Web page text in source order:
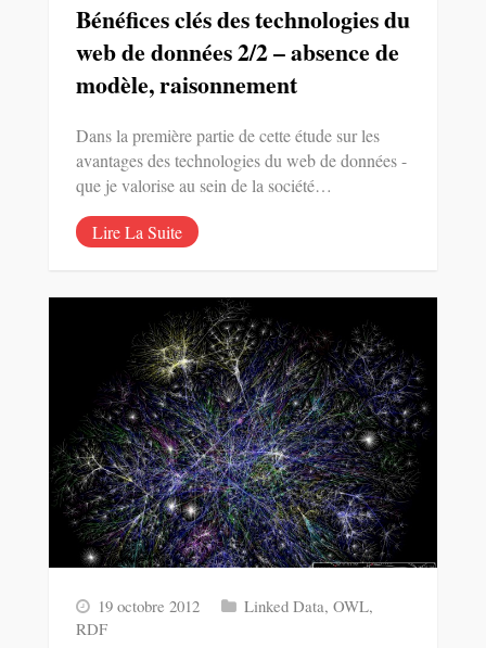
Bénéfices clés des technologies du
web de données 2/2 – absence de
modèle, raisonnement
Dans la première partie de cette étude sur les
avantages des technologies du web de données -
que je valorise au sein de la société…
Lire La Suite
19 octobre 2012 Linked Data, OWL,
RDF